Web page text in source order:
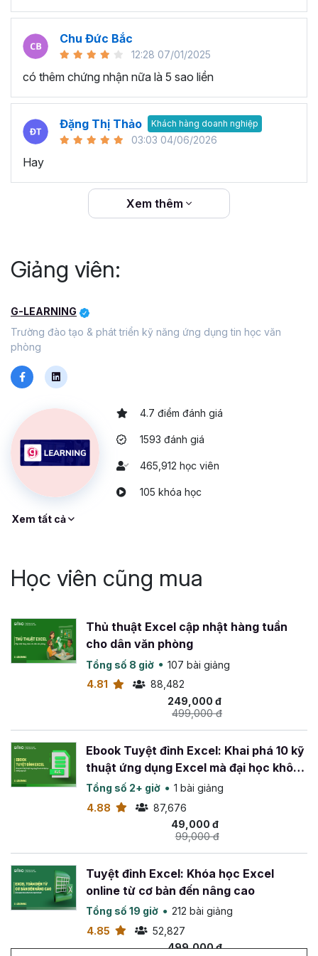
Chu Đức Bắc
12:28 07/01/2025
có thêm chứng nhận nữa là 5 sao liền
Đặng Thị Thảo Khách hàng doanh nghiệp
03:03 04/06/2026
Hay
Xem thêm
Giảng viên:
G-LEARNING
Trường đào tạo & phát triển kỹ năng ứng dụng tin học văn
phòng
4.7 điểm đánh giá
1593 đánh giá
465,912 học viên
105 khóa học
Xem tất cả
Học viên cũng mua
Thủ thuật Excel cập nhật hàng tuần
cho dân văn phòng
Tổng số 8 giờ
107 bài giảng
4.81
88,482
249,000 đ
499,000 đ
Ebook Tuyệt đỉnh Excel: Khai phá 10 kỹ
thuật ứng dụng Excel mà đại học không
dạy bạn
Tổng số 2+ giờ
1 bài giảng
4.88
87,676
49,000 đ
99,000 đ
Tuyệt đỉnh Excel: Khóa học Excel
online từ cơ bản đến nâng cao
Tổng số 19 giờ
212 bài giảng
4.85
52,827
499,000 đ